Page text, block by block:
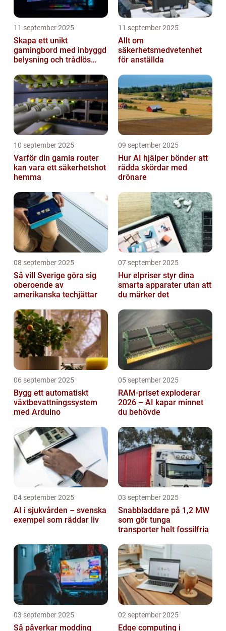
11 september 2025
Skapa ett unikt
gamingbord med inbyggd
belysning och trådlös
11 september 2025
Allt om
säkerhetsmedvetenhet
för anställda
10 september 2025
Varför din gamla router
kan vara ett säkerhetshot
hemma
09 september 2025
Hur AI hjälper bönder att
rädda skördar med
drönare
08 september 2025
Så vill Sverige göra sig
oberoende av
amerikanska techjättar
07 september 2025
Hur elpriser styr dina
smarta apparater utan att
du märker det
06 september 2025
Bygg ett automatiskt
växtbevattningssystem
med Arduino
05 september 2025
RAM-priset exploderar
2026 – AI kapar minnet
du behövde
04 september 2025
AI i sjukvården – svenska
exempel som räddar liv
03 september 2025
Snabbladdare på 1,2 MW
som gör tunga
transporter helt fossilfria
03 september 2025
Så påverkar modding
02 september 2025
Edge computing i